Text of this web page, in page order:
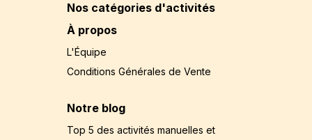
Nos catégories d'activités
À propos
L'Équipe
Conditions Générales de Vente
Notre blog
Top 5 des activités manuelles et